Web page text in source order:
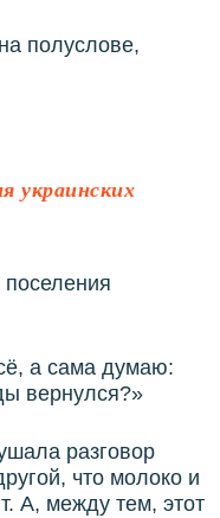
полуслове,
украинских
а сама думаю:
вернулся?»
разговор
что молоко и
А, между тем, этот